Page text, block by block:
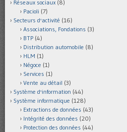
Réseaux sociaux (8)
Pacioli (7)
Secteurs d'activité (16)
Associations, Fondations (3)
BTP (4)
Distribution automobile (8)
HLM (1)
Négoce (1)
Services (1)
Vente au détail (3)
Système d'information (44)
Système informatique (128)
Extractions de données (43)
Intégrité des données (20)
Protection des données (44)